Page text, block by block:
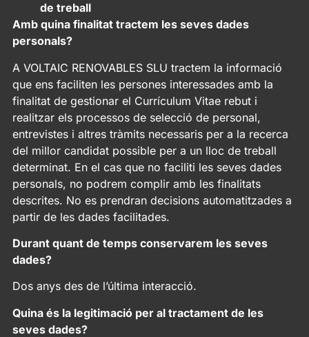
de treball
Amb quina finalitat tractem les seves dades
personals?
A VOLTAIC RENOVABLES SLU tractem la informació
que ens faciliten les persones interessades amb la
finalitat de gestionar el Currículum Vitae rebut i
realitzar els processos de selecció de personal,
entrevistes i altres tràmits necessaris per a la recerca
del millor candidat possible per a un lloc de treball
determinat. En el cas que no faciliti les seves dades
personals, no podrem complir amb les finalitats
descrites. No es prendran decisions automatitzades a
partir de les dades facilitades.
Durant quant de temps conservarem les seves
dades?
Dos anys des de l’última interacció.
Quina és la legitimació per al tractament de les
seves dades?